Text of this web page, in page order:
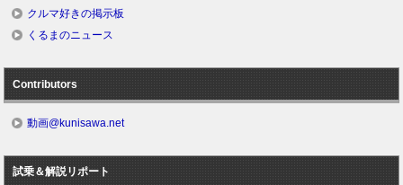
クルマ好きの掲示板
くるまのニュース
Contributors
動画@kunisawa.net
試乗＆解説リポート